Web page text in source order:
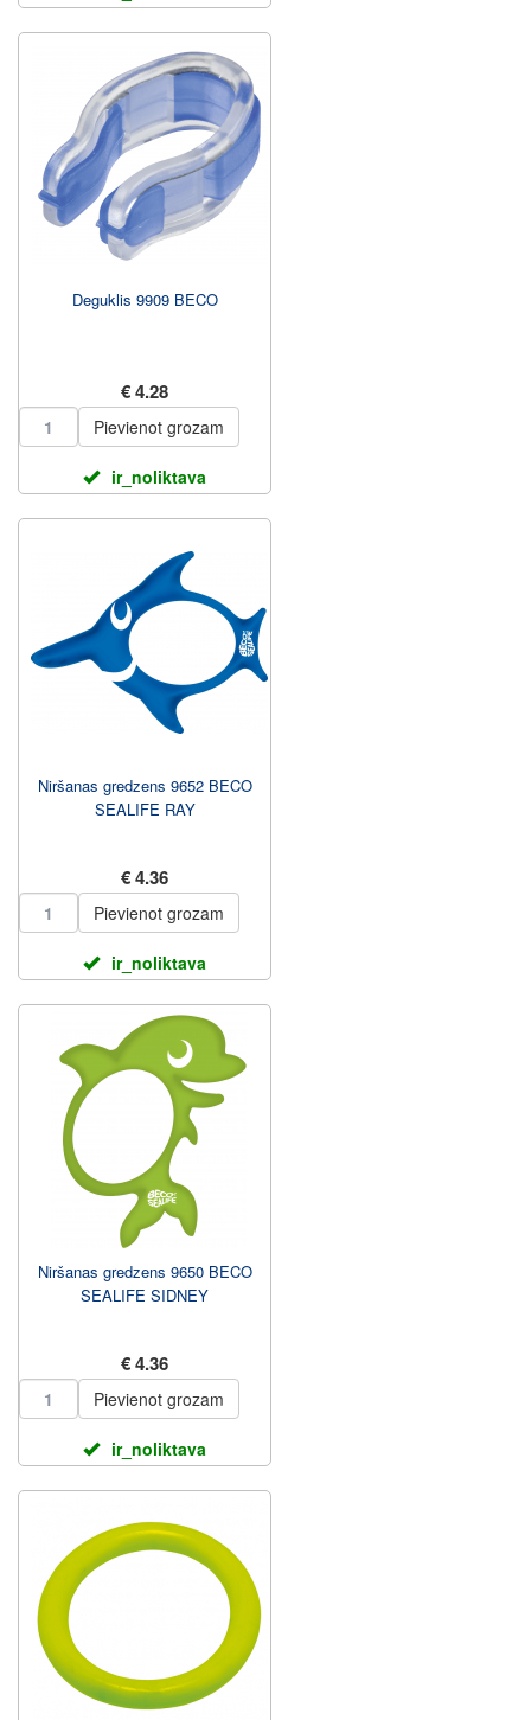
Deguklis 9909 BECO
€ 4.28
Pievienot grozam
ir_noliktava
Niršanas gredzens 9652 BECO
SEALIFE RAY
€ 4.36
Pievienot grozam
ir_noliktava
Niršanas gredzens 9650 BECO
SEALIFE SIDNEY
€ 4.36
Pievienot grozam
ir_noliktava